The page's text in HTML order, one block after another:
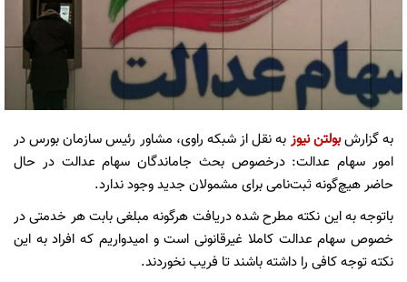
به گزارشبولتن نیوز به نقل از شبکه راوی، مشاور رئیس سازمان بورس در
امور سهام عدالت: درخصوص بحث جاماندگان سهام عدالت در حال
حاضر هیچ‌گونه ثبت‌نامی برای مشمولان جدید وجود ندارد.
باتوجه به این نکته مطرح شده دریافت هرگونه مبلغی بابت هر خدمتی در
خصوص سهام عدالت کاملا غیرقانونی است و امیدواریم که افراد به این
نکته توجه کافی را داشته باشند تا فریب نخوردند.